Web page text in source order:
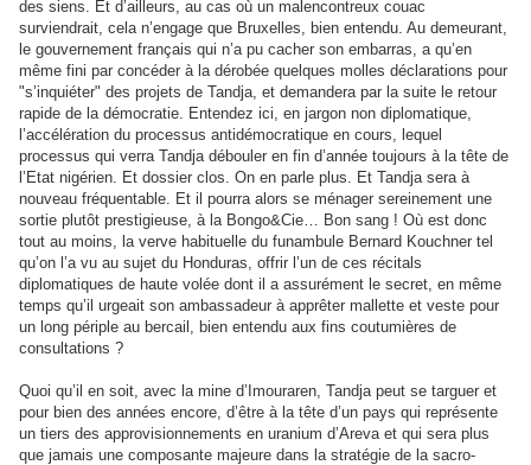
des siens. Et d’ailleurs, au cas où un malencontreux couac
surviendrait, cela n’engage que Bruxelles, bien entendu. Au demeurant,
le gouvernement français qui n’a pu cacher son embarras, a qu’en
même fini par concéder à la dérobée quelques molles déclarations pour
"s’inquiéter" des projets de Tandja, et demandera par la suite le retour
rapide de la démocratie. Entendez ici, en jargon non diplomatique,
l’accélération du processus antidémocratique en cours, lequel
processus qui verra Tandja débouler en fin d’année toujours à la tête de
l’Etat nigérien. Et dossier clos. On en parle plus. Et Tandja sera à
nouveau fréquentable. Et il pourra alors se ménager sereinement une
sortie plutôt prestigieuse, à la Bongo&Cie… Bon sang ! Où est donc
tout au moins, la verve habituelle du funambule Bernard Kouchner tel
qu’on l’a vu au sujet du Honduras, offrir l’un de ces récitals
diplomatiques de haute volée dont il a assurément le secret, en même
temps qu’il urgeait son ambassadeur à apprêter mallette et veste pour
un long périple au bercail, bien entendu aux fins coutumières de
consultations ?
Quoi qu’il en soit, avec la mine d’Imouraren, Tandja peut se targuer et
pour bien des années encore, d’être à la tête d’un pays qui représente
un tiers des approvisionnements en uranium d’Areva et qui sera plus
que jamais une composante majeure dans la stratégie de la sacro-